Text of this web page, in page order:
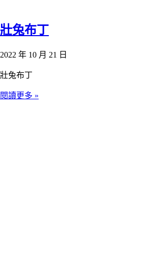
壯兔布丁
2022 年 10 月 21 日
壯兔布丁
閱讀更多 »